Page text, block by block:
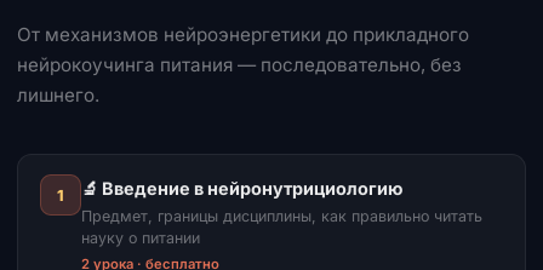
От механизмов нейроэнергетики до прикладного
нейрокоучинга питания — последовательно, без
лишнего.
1 🔬 Введение в нейронутрициологию
Предмет, границы дисциплины, как правильно читать
науку о питании
2 урока · бесплатно